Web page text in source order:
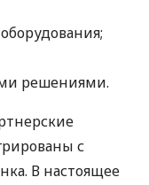
решениями.
с
В настоящее